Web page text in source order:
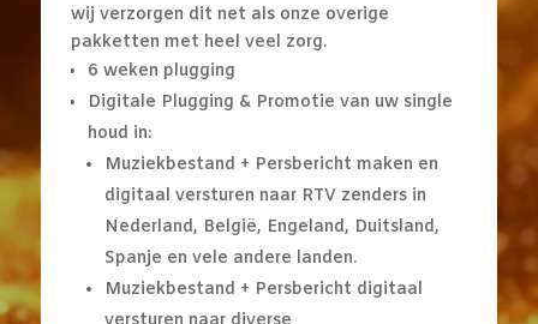
wij verzorgen dit net als onze overige
pakketten met heel veel zorg.
6 weken plugging
Digitale Plugging & Promotie van uw single
houd in:
Muziekbestand + Persbericht maken en
digitaal versturen naar RTV zenders in
Nederland, België, Engeland, Duitsland,
Spanje en vele andere landen.
Muziekbestand + Persbericht digitaal